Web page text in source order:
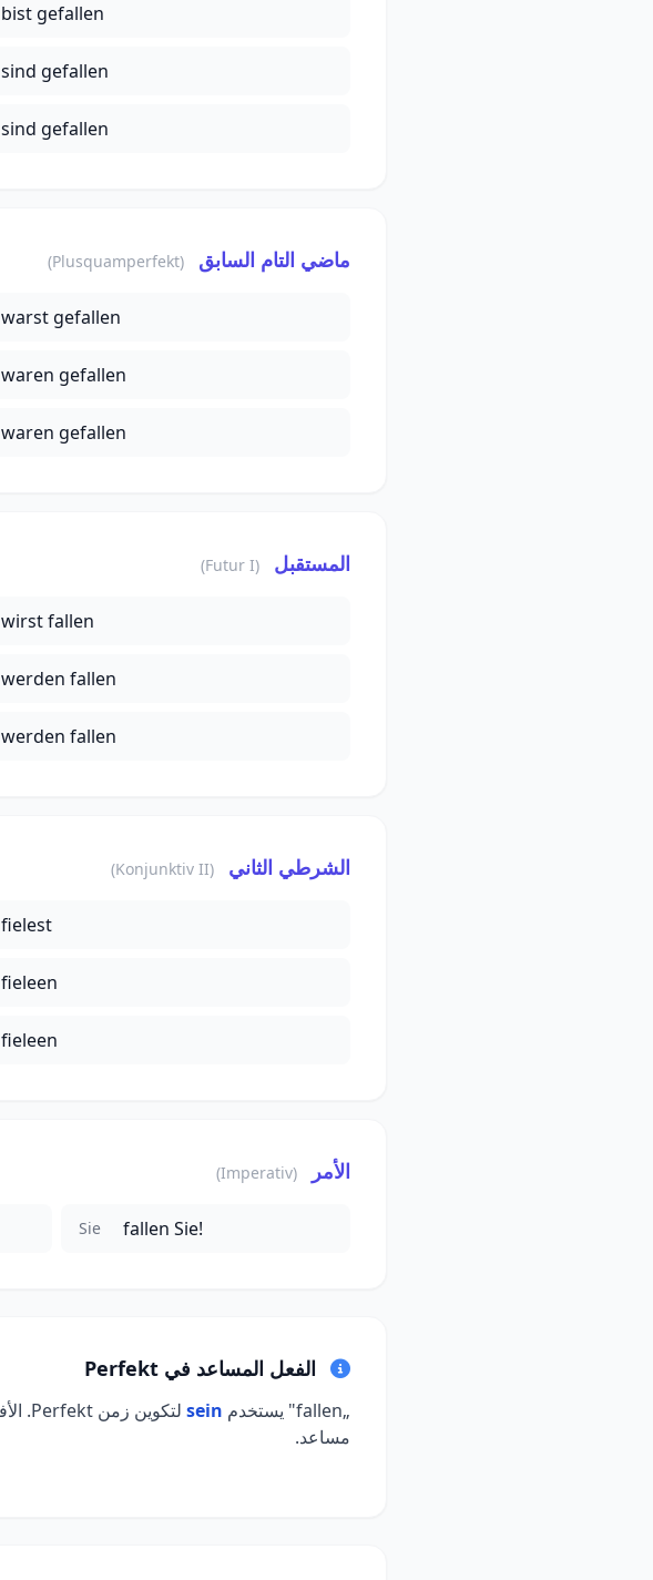
bist gefallen
sind gefallen
sind gefallen
ماضي التام السابق (Plusquamperfekt)
warst gefallen
waren gefallen
waren gefallen
المستقبل (Futur I)
wirst fallen
werden fallen
werden fallen
الشرطي الثاني (Konjunktiv II)
fielest
fieleen
fieleen
الأمر (Imperativ)
Sie fallen Sie!
الفعل المساعد في Perfekt
„fallen" يستخدم sein
مساعد.